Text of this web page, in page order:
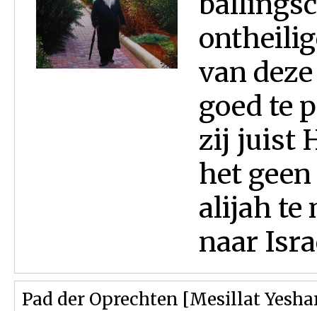
van
goed te
zij juist
het
alijah te
naar
Pad der Oprechten [Mesillat